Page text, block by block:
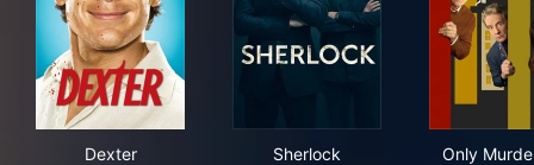
Dexter Sherlock
Only